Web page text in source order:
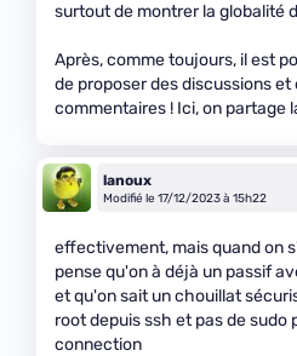
surtout de montrer la globalité
Après, comme toujours, il est
de proposer des discussions
commentaires ! Ici, on partage
lanoux
Modifié le 17/12/2023 à 15h22
effectivement, mais quand on
pense qu'on à déjà un passif
et qu'on sait un chouillat
root depuis ssh et pas de sudo
connection